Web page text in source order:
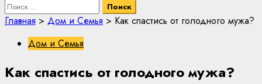
Найти:
Главная > Дом и Семья > Как спастись от голодного мужа?
Дом и Семья
Как спастись от голодного мужа?